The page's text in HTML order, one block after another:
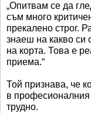
„Опитвам се да
съм много
прекалено строг.
знаеш на какво
на корта. Това е
приема.“
Той признава, че
в професионалния
трудно.